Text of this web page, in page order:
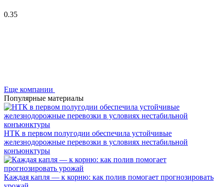
0.35
Еще компании
Популярные материалы
НТК в первом полугодии обеспечила устойчивые
железнодорожные перевозки в условиях нестабильной
конъюнктуры
Каждая капля — к корню: как полив помогает прогнозировать